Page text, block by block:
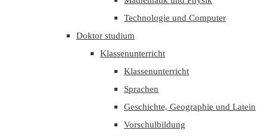
Technologie und Computer
Doktor studium
Klassenunterricht
Klassenunterricht
Sprachen
Geschichte, Geographie und Latein
Vorschulbildung